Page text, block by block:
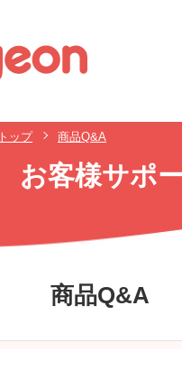
トップ 商品Q&A
お客様サポ
商品Q&A